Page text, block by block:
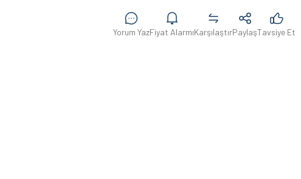
Yorum YazFiyat AlarmıKarşılaştırPaylaşTavsiye Et